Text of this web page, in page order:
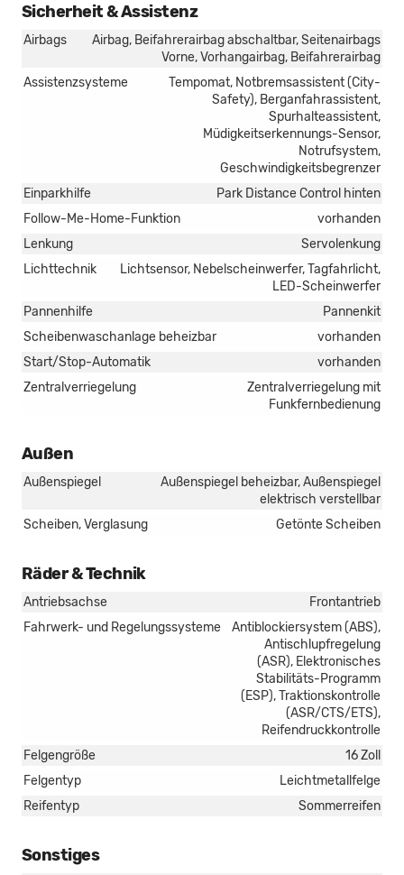
Sicherheit & Assistenz
Airbags
Airbag, Beifahrerairbag abschaltbar, Seitenairbags
Vorne, Vorhangairbag, Beifahrerairbag
Assistenzsysteme
Tempomat, Notbremsassistent (City-
Safety), Berganfahrassistent,
Spurhalteassistent,
Müdigkeitserkennungs-Sensor,
Notrufsystem,
Geschwindigkeitsbegrenzer
Einparkhilfe
Park Distance Control hinten
Follow-Me-Home-Funktion
vorhanden
Lenkung
Servolenkung
Lichttechnik
Lichtsensor, Nebelscheinwerfer, Tagfahrlicht,
LED-Scheinwerfer
Pannenhilfe
Pannenkit
Scheibenwaschanlage beheizbar
vorhanden
Start/Stop-Automatik
vorhanden
Zentralverriegelung
Zentralverriegelung mit
Funkfernbedienung
Außen
Außenspiegel
Außenspiegel beheizbar, Außenspiegel
elektrisch verstellbar
Scheiben, Verglasung
Getönte Scheiben
Räder & Technik
Antriebsachse
Frontantrieb
Fahrwerk- und Regelungssysteme
Antiblockiersystem (ABS),
Antischlupfregelung
(ASR), Elektronisches
Stabilitäts-Programm
(ESP), Traktionskontrolle
(ASR/CTS/ETS),
Reifendruckkontrolle
Felgengröße
16 Zoll
Felgentyp
Leichtmetallfelge
Reifentyp
Sommerreifen
Sonstiges